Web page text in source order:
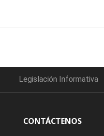
Legislación Informativa
CONTÁCTENOS